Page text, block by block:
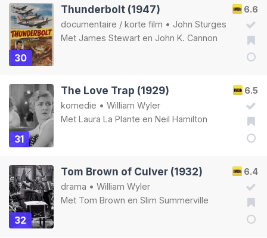
30
6.6
Thunderbolt (1947)
documentaire / korte film • John Sturges
Met James Stewart en John K. Cannon
31
6.5
The Love Trap (1929)
komedie • William Wyler
Met Laura La Plante en Neil Hamilton
32
6.4
Tom Brown of Culver (1932)
drama • William Wyler
Met Tom Brown en Slim Summerville